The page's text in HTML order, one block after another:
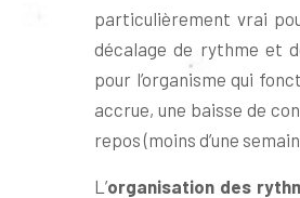
particulièrement vrai
décalage de rythme et
pour l’organisme qui
accrue, une baisse de
repos (moins d’une
L’organisation des